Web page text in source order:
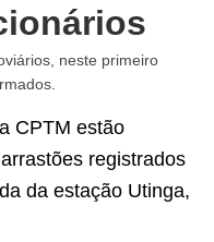
neste primeiro
CPTM estão
registrados
da estação Utinga,